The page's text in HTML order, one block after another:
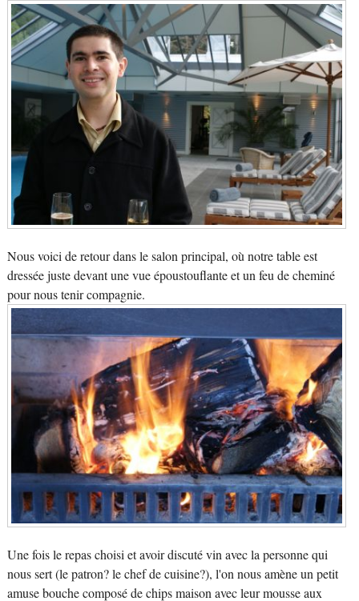
Nous voici de retour dans le salon principal, où notre table est
dressée juste devant une vue époustouflante et un feu de cheminé
pour nous tenir compagnie.
Une fois le repas choisi et avoir discuté vin avec la personne qui
nous sert (le patron? le chef de cuisine?), l'on nous amène un petit
amuse bouche composé de chips maison avec leur mousse aux